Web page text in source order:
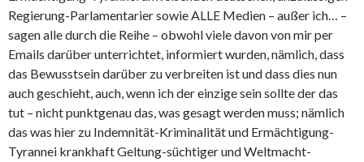
Regierung-Parlamentarier sowie ALLE Medien – außer ich… –
sagen alle durch die Reihe – obwohl viele davon von mir per
Emails darüber unterrichtet, informiert wurden, nämlich, dass
das Bewusstsein darüber zu verbreiten ist und dass dies nun
auch geschieht, auch, wenn ich der einzige sein sollte der das
tut – nicht punktgenau das, was gesagt werden muss; nämlich
das was hier zu Indemnität-Kriminalität und Ermächtigung-
Tyrannei krankhaft Geltung-süchtiger und Weltmacht-